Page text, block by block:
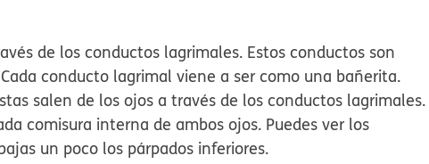
de los conductos lagrimales. Estos conductos son
conducto lagrimal viene a ser como una bañerita.
salen de los ojos a través de los conductos lagrimales.
comisura interna de ambos ojos. Puedes ver los
un poco los párpados inferiores.